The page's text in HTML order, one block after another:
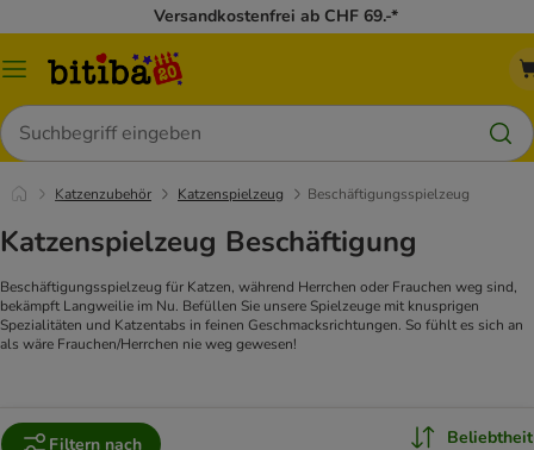
Versandkostenfrei ab CHF 69.-*
Menü
Suchen
Katzenzubehör Katzenspielzeug Beschäftigungsspielzeug
Katzenspielzeug Beschäftigung
Beschäftigungsspielzeug für Katzen, während Herrchen oder Frauchen weg sind,
bekämpft Langweilie im Nu. Befüllen Sie unsere Spielzeuge mit knusprigen
Spezialitäten und Katzentabs in feinen Geschmacksrichtungen. So fühlt es sich an
als wäre Frauchen/Herrchen nie weg gewesen!
Filtern nach Beliebtheit